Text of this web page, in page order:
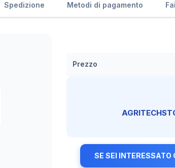
Spedizione Metodi di pagamento
Prezzo
SE SEI INTERESSATO